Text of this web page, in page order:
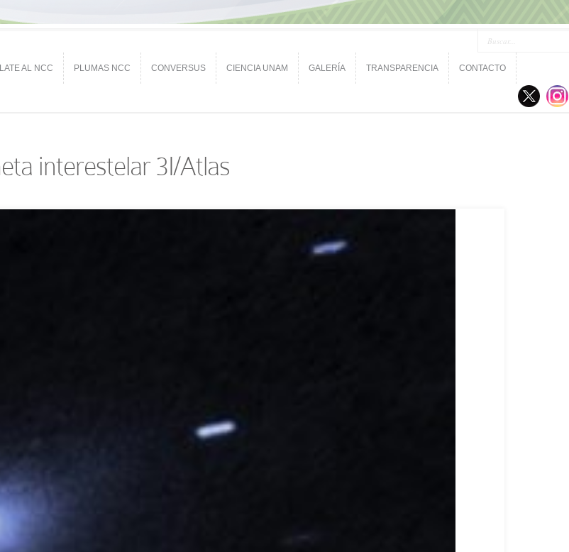
AL NCC PLUMAS NCC CONVERSUS CIENCIA UNAM GALERÍA TRANSPARENCIA CONTACTO
interestelar 3I/Atlas